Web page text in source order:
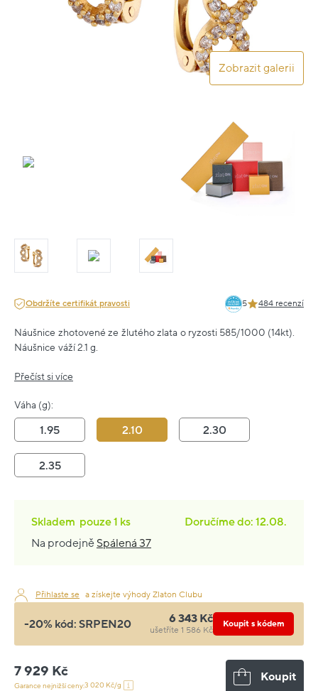
Zobrazit galerii
Obdržíte certifikát pravosti 5 484 recenzí
Náušnice zhotovené ze žlutého zlata o ryzosti 585/1000 (14kt).
Náušnice váží 2.1 g.
Přečíst si více
Váha (g):
1.95 2.10 2.30
2.35
Skladem pouze1 ks
Doručíme do: 12.08.
Na prodejně Spálená 37
Přihlaste se a získejte výhody Zlaton Clubu
-20% kód: SRPEN20 6 343 Kč
ušetříte 1 586 Kč
Koupit s kódem
7 929 Kč
Garance nejnižší ceny:3 020 Kč/g
Koupit